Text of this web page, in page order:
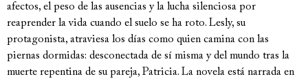
afectos, el peso de las ausencias y la lucha silenciosa por
reaprender la vida cuando el suelo se ha roto. Lesly, su
protagonista, atraviesa los días como quien camina con las
piernas dormidas: desconectada de sí misma y del mundo tras la
muerte repentina de su pareja, Patricia. La novela está narrada en